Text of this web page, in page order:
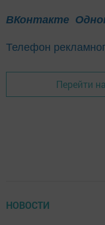
ВКонтакте
Телефон
Перейти
НОВОСТИ